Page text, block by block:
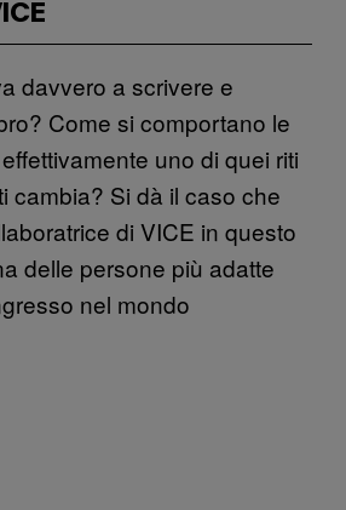
davvero a scrivere e
Come si comportano le
uno di quei riti
cambia? Si dà il caso che
di VICE in questo
delle persone più adatte
nel mondo